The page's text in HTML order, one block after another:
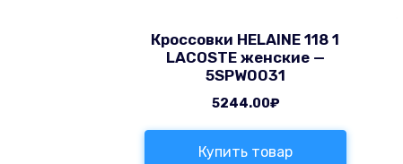
Кроссовки HELAINE 118 1
LACOSTE женские —
5SPW0031
5244.00₽
Купить товар